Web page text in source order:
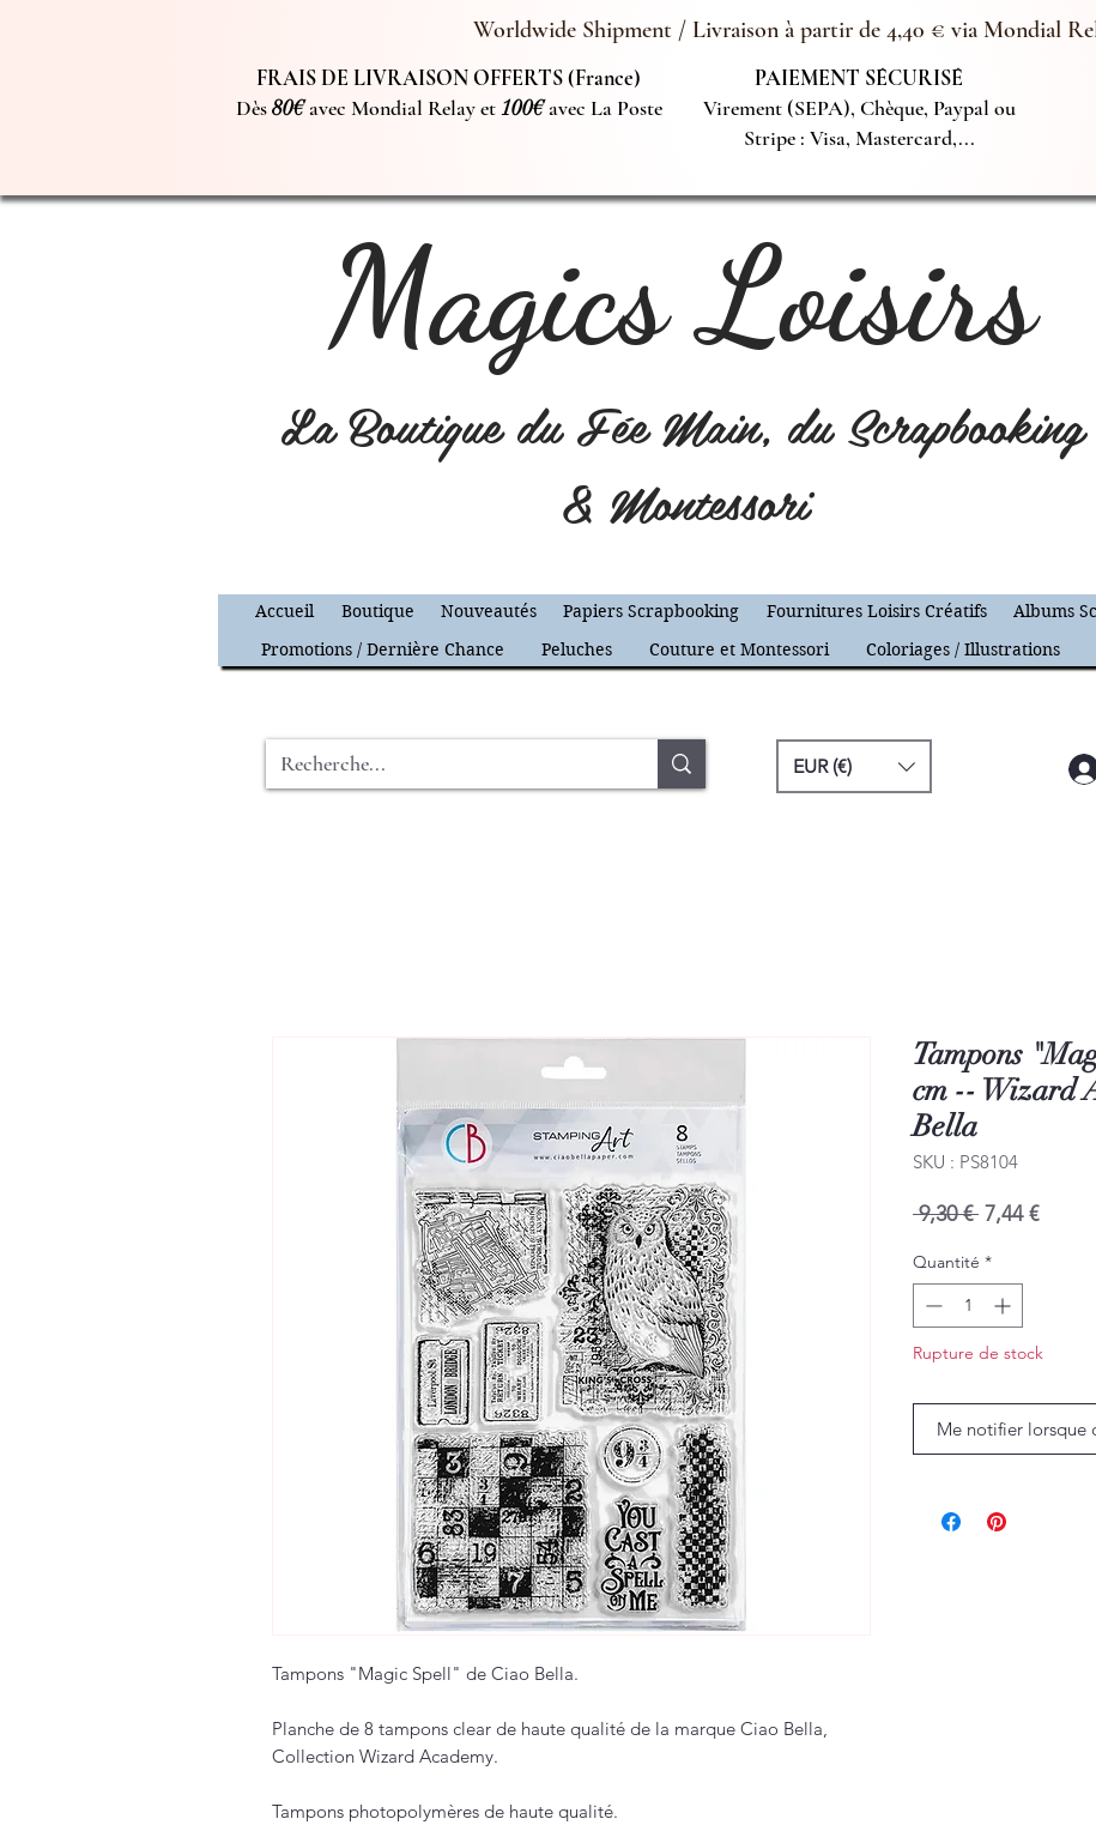
Worldwide Shipment / Livraison à partir de 4,40 € via Mondial
FRAIS DE LIVRAISON OFFERTS (France)
Dès80€avec Mondial Relay et100€avec La Poste
PAIEMENT SÉCURISÉ
Virement (SEPA), Chèque, Paypal ou
Stripe : Visa, Mastercard,...
Magics Loisirs
La Boutique du Fée Main, du Scrapbooking
& Montessori
Accueil Boutique Nouveautés Papiers Scrapbooking Fournitures Loisirs Créatifs Albums
Promotions / Dernière Chance
Peluches Couture et Montessori Coloriages / Illustrations
EUR (€)
Tampons "Magic Spell" de Ciao Bella.
Planche de 8 tampons clear de haute qualité de la marque Ciao Bella,
Collection Wizard Academy.
Tampons photopolymères de haute qualité.
Tampons
cm -- Wizard
Bella
SKU : PS8104
9,30 € Prix
7,44 €Prix
Quantité *
Rupture de stock
Me notifier lorsque